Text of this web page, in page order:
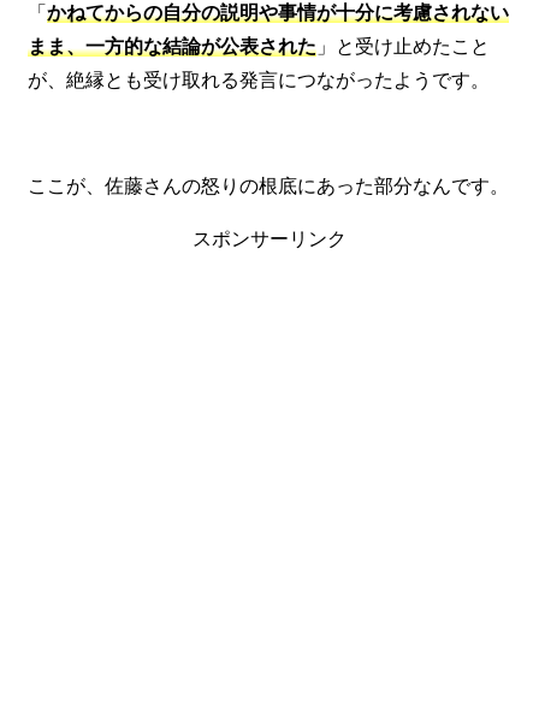
「 かねてからの自分の説明や事情が十分に考慮されない
まま、一方的な結論が公表された 」と受け止めたこと
が、絶縁とも受け取れる発言につながったようです。
ここが、佐藤さんの怒りの根底にあった部分なんです。
スポンサーリンク